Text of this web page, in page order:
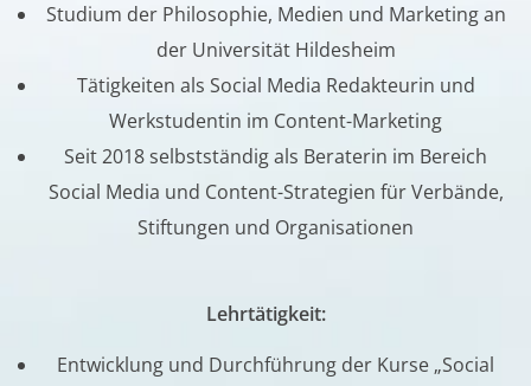
Studium der Philosophie, Medien und Marketing an
der Universität Hildesheim
Tätigkeiten als Social Media Redakteurin und
Werkstudentin im Content-Marketing
Seit 2018 selbstständig als Beraterin im Bereich
Social Media und Content-Strategien für Verbände,
Stiftungen und Organisationen
Lehrtätigkeit:
Entwicklung und Durchführung der Kurse „Social